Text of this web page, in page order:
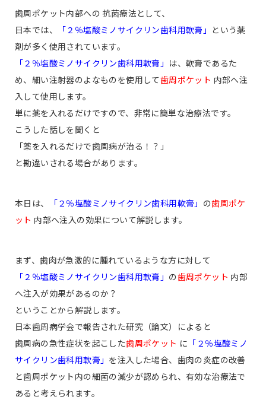
歯周ポケット内部への 抗菌療法として、
日本では、
「２％塩酸ミノサイクリン歯科用軟膏」 という薬
剤が多く使用されています。
「２％塩酸ミノサイクリン歯科用軟膏」 は、軟膏であるた
め、細い注射器のよなものを使用して歯周ポケット 内部へ注
入して使用します。
単に薬を入れるだけですので、非常に簡単な治療法です。
こうした話しを聞くと
「薬を入れるだけで歯周病が治る！？」
と勘違いされる場合があります。
本日は、 「２％塩酸ミノサイクリン歯科用軟膏」 の歯周ポケ
ット 内部へ注入の効果について解説します。
まず、歯肉が急激的に腫れているような方に対して
「２％塩酸ミノサイクリン歯科用軟膏」 の歯周ポケット 内部
へ注入が効果があるのか？
ということから解説します。
日本歯周病学会で報告された研究（論文）によると
歯周病の急性症状を起こした歯周ポケット に 「２％塩酸ミノ
サイクリン歯科用軟膏」 を注入した場合、歯肉の炎症の改善
と歯周ポケット内の細菌の減少が認められ、有効な治療法で
あると考えられます。